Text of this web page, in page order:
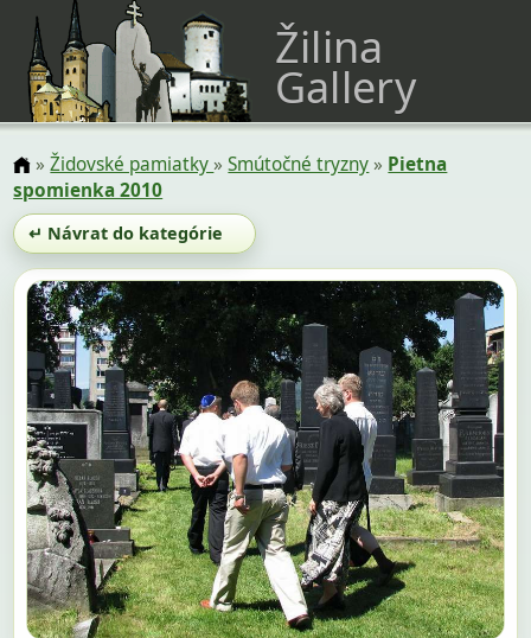
Žilina
Gallery
»Židovské pamiatky»Smútočné tryzny» Pietna
spomienka 2010
↵ Návrat do kategórie